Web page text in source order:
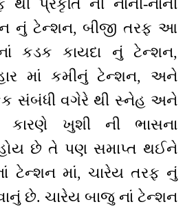
પ્રકૃતિ ની નાની-નાની
નું ટેન્શન, બીજી તરફ આ
નાં કડક કાયદા નું ટેન્શન,
માં કમીનું ટેન્શન, અને
સંબંધી વગેરે થી સ્નેહ અને
કારણે ખુશી ની ભાસના
છે તે પણ સમાપ્ત થઈને
ટેન્શન માં, ચારેય તરફ નું
છે. ચારેય બાજુ નાં ટેન્શન